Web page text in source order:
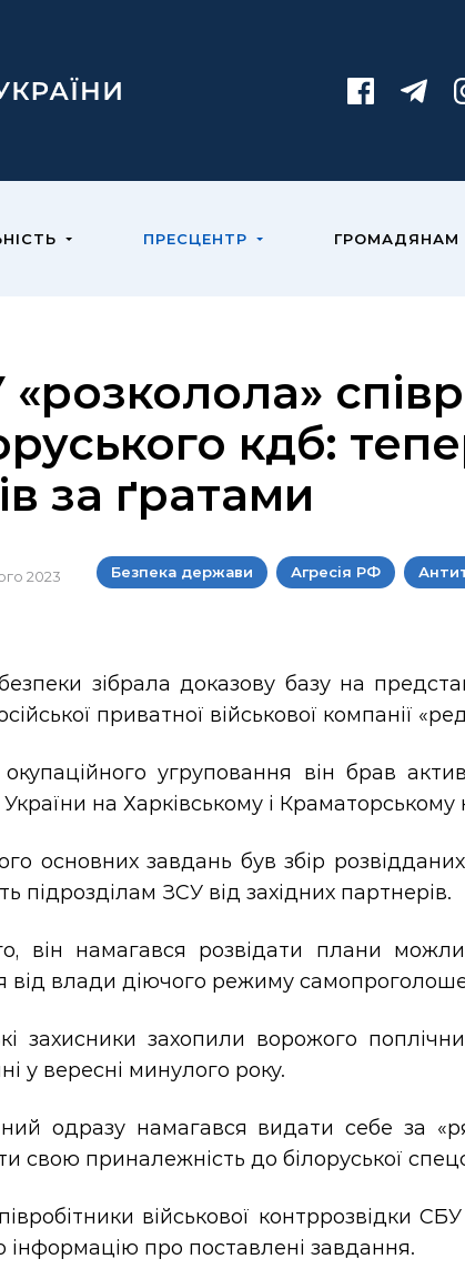
ПРЕСЦЕНТР ГРОМАДЯНАМ
кдб:
за ґратами
2023 Безпека держави Агресія РФ
зібрала доказову базу на
приватної військової компанії
угруповання він брав
на Харківському і Краматорському
основних завдань був збір
підрозділам ЗСУ від західних партнерів.
він намагався розвідати плани
від влади діючого режиму
захисники захопили ворожого
у вересні минулого року.
одразу намагався видати себе за
свою приналежність до білоруської
військової контррозвідки
інформацію про поставлені завдання.